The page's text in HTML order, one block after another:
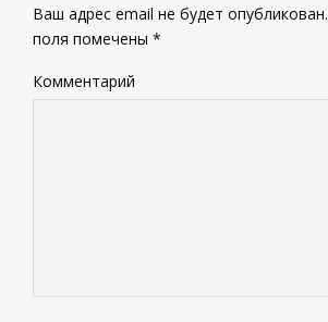
Ваш адрес email не будет опубликован.
поля помечены *
Комментарий